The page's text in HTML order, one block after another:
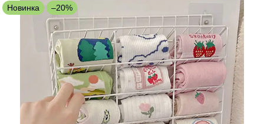
Новинка –20%